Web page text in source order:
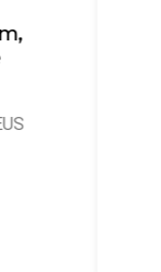
enfermagem